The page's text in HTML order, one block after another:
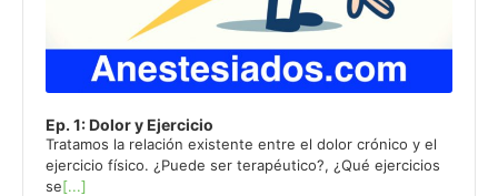
Ep. 1: Dolor y Ejercicio
Tratamos la relación existente entre el dolor crónico y el
ejercicio físico. ¿Puede ser terapéutico?, ¿Qué ejercicios
se[...]